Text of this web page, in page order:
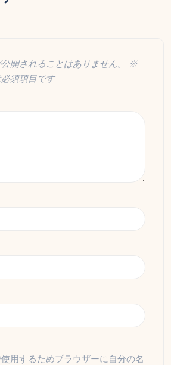
開されることはありません。
※
須項目です
用するためブラウザーに自分の名